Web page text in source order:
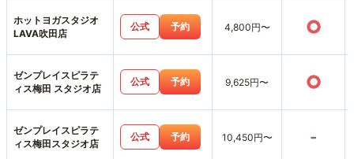
ホットヨガスタジオ
LAVA吹田店
公式 予約 4,800円〜 ○
ゼンプレイスピラテ
ィス梅田 スタジオ店
公式 予約 9,625円〜 ○
ゼンプレイスピラテ
ィス梅田スタジオ店
公式 予約 10,450円〜 -